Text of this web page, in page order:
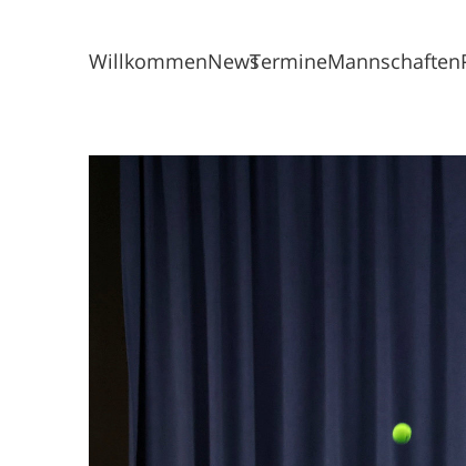
WillkommenNewsTermineMannschaften